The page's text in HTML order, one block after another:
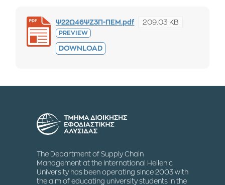
Ψ22Ω46ΨΖ3Π-ΠΕΜ.pdf 209.03 KB
PREVIEW
DOWNLOAD
The Department of Supply Chain
Management at the International Hellenic
University has been operating since 2003 with
the aim of educating university students in the